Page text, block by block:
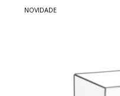
NOVIDADE